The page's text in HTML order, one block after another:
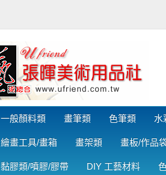
一般顏料類 畫筆類 色筆類 水
繪畫工具/畫箱 畫架類 畫板/作品
黏膠類/噴膠/膠帶 DIY 工藝材料